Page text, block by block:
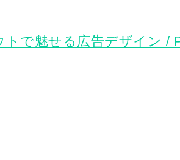
トで魅せる広告デザイン /